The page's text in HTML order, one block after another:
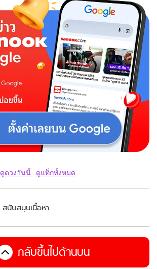
ดูดวงวันนี้ ดูแท็กทั้งหมด
สนับสนุนเนื้อหา
กลับขึ้นไปด้านบน